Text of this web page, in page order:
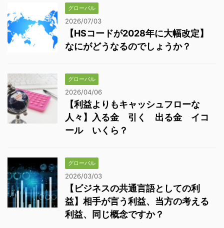
グローバル
2026/07/03
【HSコードが2028年に大幅改定】
なにがどうなるのでしょうか？
グローバル
2026/04/06
【利益よりもキャッシュフローな
人々】入る金 引く 出る金 イコ
ール いくら？
グローバル
2026/03/03
【ビジネスの共通言語としての利
益】相手が言う利益、当方の考える
利益、同じ概念ですか？